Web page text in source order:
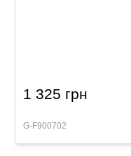
1 325 грн
G-F900702